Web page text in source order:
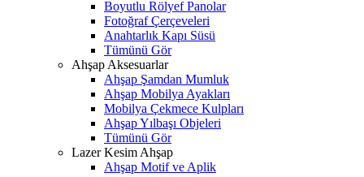
Boyutlu Rölyef Panolar
Fotoğraf Çerçeveleri
Anahtarlık Kapı Süsü
Tümünü Gör
Ahşap Aksesuarlar
Ahşap Şamdan Mumluk
Ahşap Mobilya Ayakları
Mobilya Çekmece Kulpları
Ahşap Yılbaşı Objeleri
Tümünü Gör
Lazer Kesim Ahşap
Ahşap Motif ve Aplik